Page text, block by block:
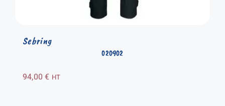
020902
Sebring
94,00€ HT